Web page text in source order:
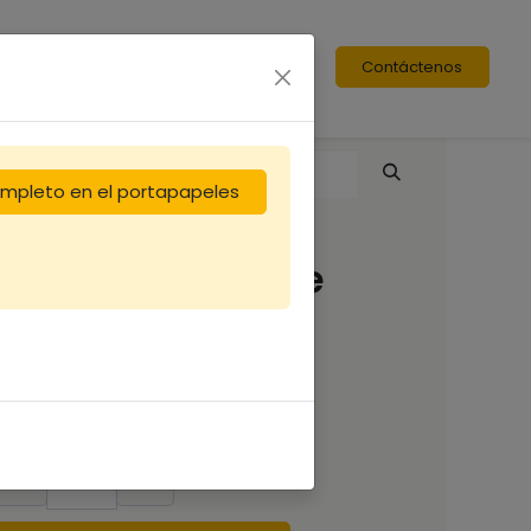
Contáctenos
Lève cadres pince
inox
€
en el portapapeles